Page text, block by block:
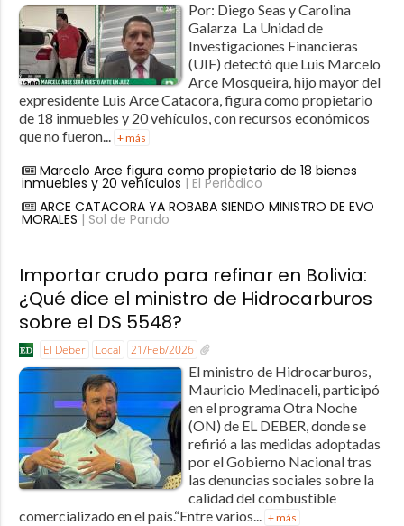
Por: Diego Seas y Carolina
Galarza La Unidad de
Investigaciones Financieras
(UIF) detectó que Luis Marcelo
Arce Mosqueira, hijo mayor del
expresidente Luis Arce Catacora, figura como propietario
de 18 inmuebles y 20 vehículos, con recursos económicos
que no fueron... + más
Marcelo Arce figura como propietario de 18 bienes
inmuebles y 20 vehículos | El Periódico
ARCE CATACORA YA ROBABA SIENDO MINISTRO DE EVO
MORALES | Sol de Pando
Importar crudo para refinar en Bolivia:
¿Qué dice el ministro de Hidrocarburos
sobre el DS 5548?
El Deber Local 21/Feb/2026
El ministro de Hidrocarburos,
Mauricio Medinaceli, participó
en el programa Otra Noche
(ON) de EL DEBER, donde se
refirió a las medidas adoptadas
por el Gobierno Nacional tras
las denuncias sociales sobre la
calidad del combustible
comercializado en el país.“Entre varios... + más